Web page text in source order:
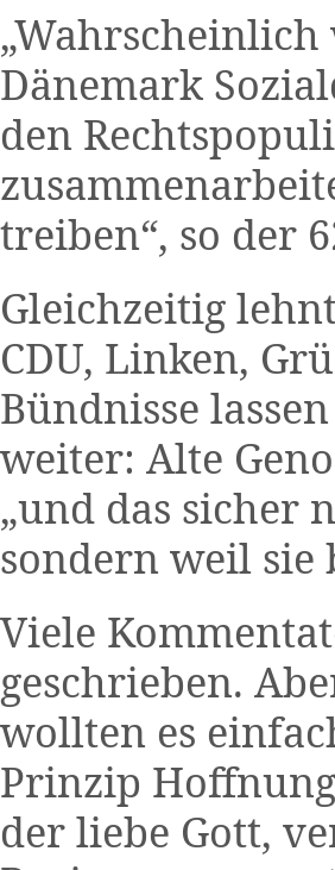
Dänemark
den
treiben“, so der
Gleichzeitig
CDU, Linken,
Bündnisse
weiter: Alte
„und das sicher
sondern weil sie
Viele
geschrieben.
wollten es
Prinzip
der liebe Gott,